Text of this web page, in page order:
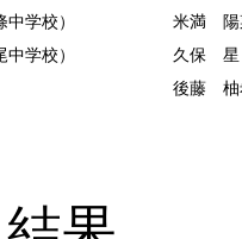
学校）
学校）
米満 陽
久保 星
後藤 柚